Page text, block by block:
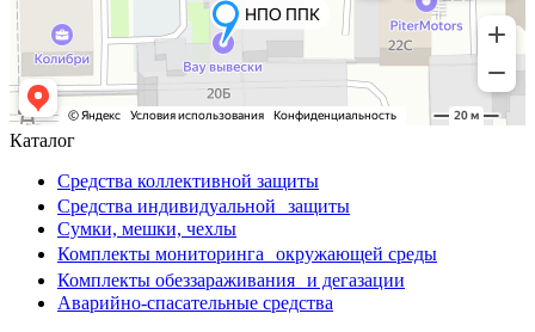
Каталог
Средства коллективной защиты
Средства индивидуальной защиты
Сумки, мешки, чехлы
Комплекты мониторинга окружающей среды
Комплекты обеззараживания и дегазации
Аварийно-спасательные средства